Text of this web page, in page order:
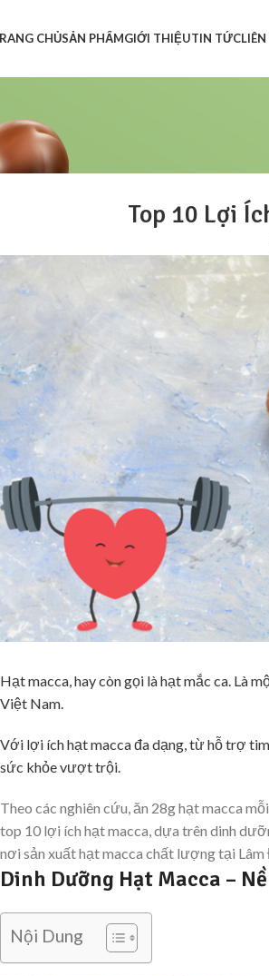
CHỦSẢN PHẨMGIỚI THIỆUTIN TỨC
Top 10 Lợi
Hạt macca, hay còn gọi là hạt mắc ca. Là
Việt Nam.
Với lợi ích hạt macca đa dạng, từ hỗ trợ
sức khỏe vượt trội.
Theo các nghiên cứu, ăn 28g hạt macca
top 10 lợi ích hạt macca, dựa trên dinh
nơi sản xuất hạt macca chất lượng tại Lâm
Dinh Dưỡng Hạt Macca –
Nội Dung